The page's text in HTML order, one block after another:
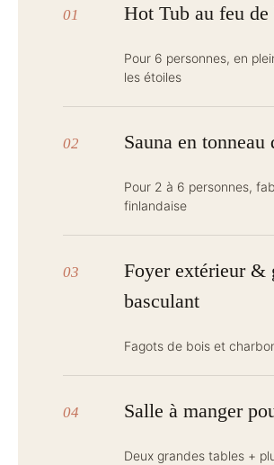
01 Hot Tub au feu de
Pour 6 personnes, en
les étoiles
02 Sauna en tonneau
Pour 2 à 6 personnes,
finlandaise
03
Foyer extérieur &
basculant
Fagots de bois et
04 Salle à manger
Deux grandes tables +